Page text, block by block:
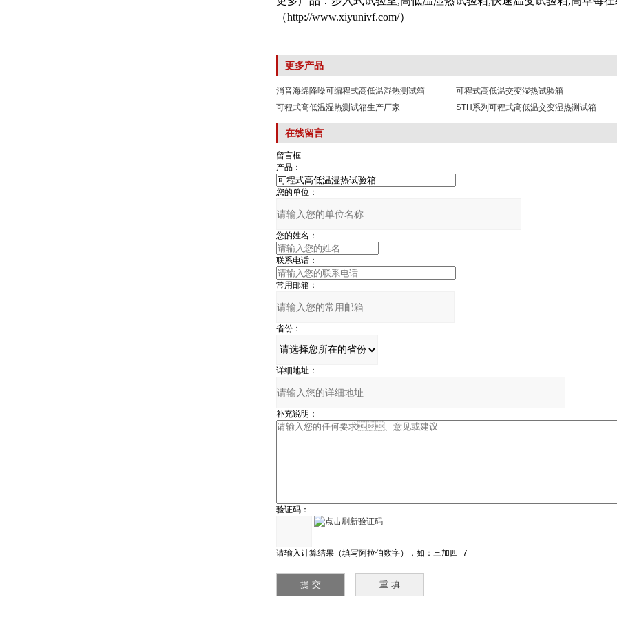
（http://www.xiyunivf.com/）
更多产品
消音海绵降噪可编程式高低温湿热测试箱
可程式高低温交变湿热试验箱
可程式高低温湿热测试箱生产厂家
STH系列可程式高低温交变湿热测试箱
在线留言
留言框
产品：
您的单位：
您的姓名：
联系电话：
常用邮箱：
省份：
详细地址：
补充说明：
验证码：
请输入计算结果（填写阿拉伯数字），如：三加四=7